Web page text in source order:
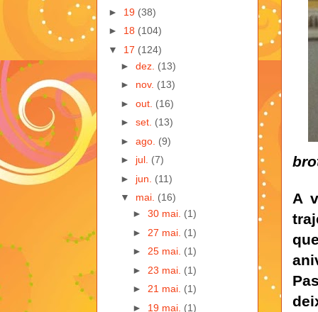
A
► 19 (38)
► 18 (104)
▼ 17 (124)
► dez. (13)
► nov. (13)
► out. (16)
► set. (13)
► ago. (9)
► jul. (7)
► jun. (11)
▼ mai. (16)
► 30 mai. (1)
► 27 mai. (1)
► 25 mai. (1)
► 23 mai. (1)
► 21 mai. (1)
► 19 mai. (1)